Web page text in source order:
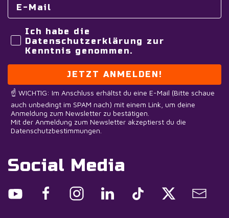
Ich habe die
Datenschutzerklärung zur
Kenntnis genommen.
JETZT ANMELDEN!
☝️ WICHTIG: Im Anschluss erhältst du eine E-Mail (Bitte schaue
auch unbedingt im SPAM nach) mit einem Link, um deine
Anmeldung zum Newsletter zu bestätigen.
Mit der Anmeldung zum Newsletter akzeptierst du die
Datenschutzbestimmungen.
Social Media